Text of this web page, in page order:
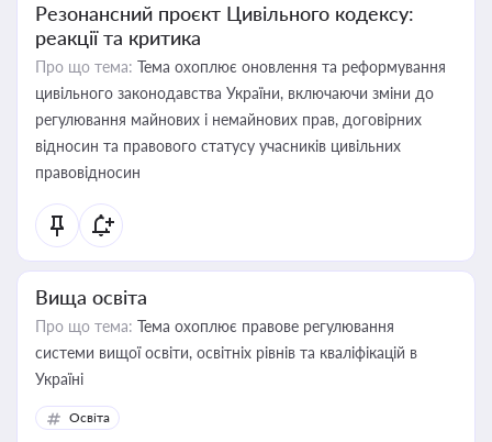
Резонансний проєкт Цивільного кодексу:
реакції та критика
Про що тема: Тема охоплює оновлення та реформування
цивільного законодавства України, включаючи зміни до
регулювання майнових і немайнових прав, договірних
відносин та правового статусу учасників цивільних
правовідносин
Вища освіта
Про що тема: Тема охоплює правове регулювання
системи вищої освіти, освітніх рівнів та кваліфікацій в
Україні
Освіта